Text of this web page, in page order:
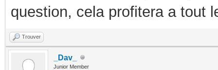
question, cela profitera a tout
Trouver
_Dav_
Junior Member